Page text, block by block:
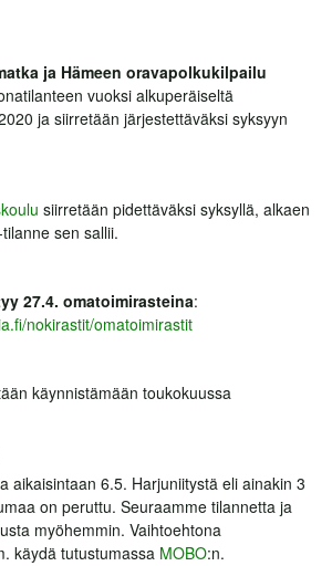
ja Hämeen oravapolkukilpailu
vuoksi alkuperäiseltä
ja siirretään järjestettäväksi syksyyn
siirretään pidettäväksi syksyllä, alkaen
sen sallii.
27.4. omatoimirasteina:
nokirastit/omatoimirastit
käynnistämään toukokuussa
aikaisintaan 6.5. Harjuniitystä eli ainakin 3
on peruttu. Seuraamme tilannetta ja
myöhemmin. Vaihtoehtona
käydä tutustumassa MOBO:n.